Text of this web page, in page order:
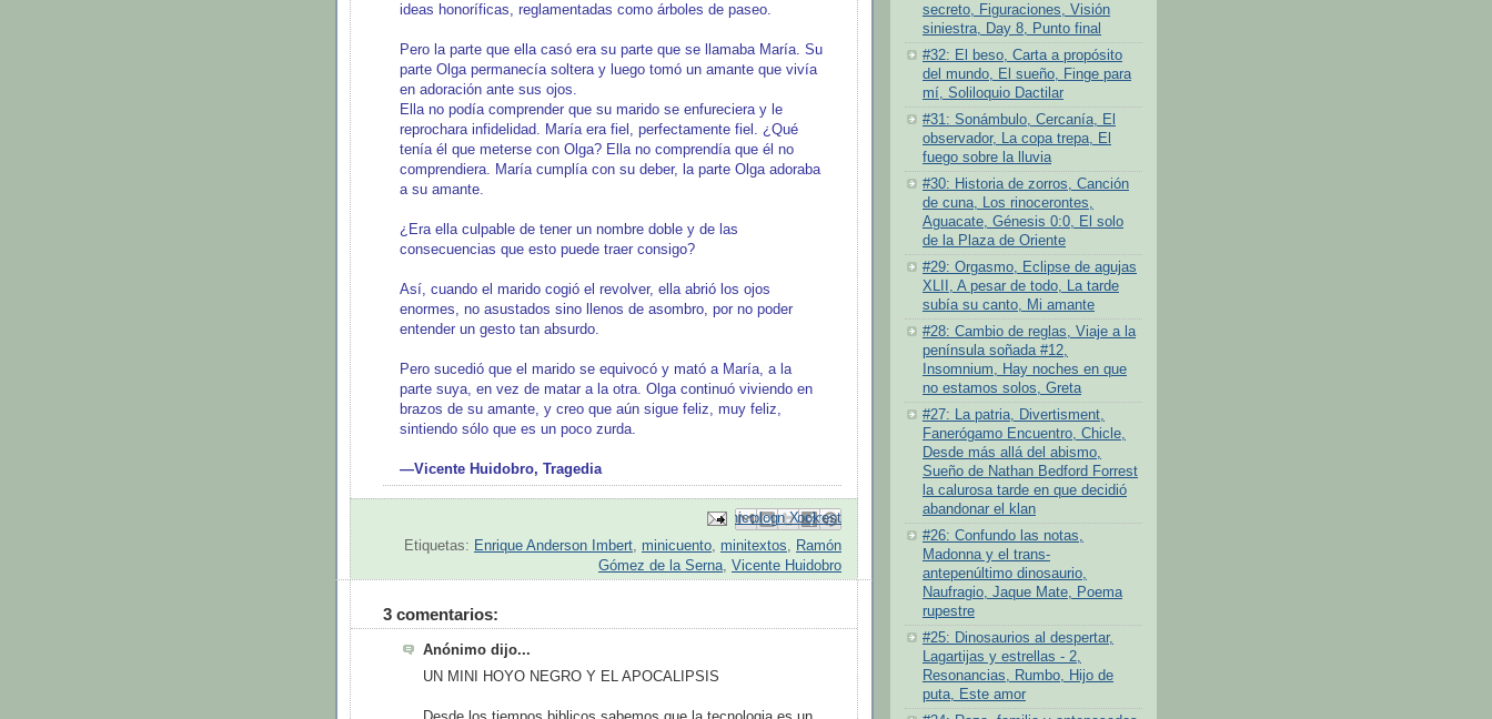
ideas honoríficas, reglamentadas como árboles de paseo.
Pero la parte que ella casó era su parte que se llamaba María. Su
parte Olga permanecía soltera y luego tomó un amante que vivía
en adoración ante sus ojos.
Ella no podía comprender que su marido se enfureciera y le
reprochara infidelidad. María era fiel, perfectamente fiel. ¿Qué
tenía él que meterse con Olga? Ella no comprendía que él no
comprendiera. María cumplía con su deber, la parte Olga adoraba
a su amante.
¿Era ella culpable de tener un nombre doble y de las
consecuencias que esto puede traer consigo?
Así, cuando el marido cogió el revolver, ella abrió los ojos
enormes, no asustados sino llenos de asombro, por no poder
entender un gesto tan absurdo.
Pero sucedió que el marido se equivocó y mató a María, a la
parte suya, en vez de matar a la otra. Olga continuó viviendo en
brazos de su amante, y creo que aún sigue feliz, muy feliz,
sintiendo sólo que es un poco zurda.
—Vicente Huidobro, Tragedia
Enviar por correo electrónico
Escribe un blog
Compartir en X
Compartir con Facebook
Compartir en Pinterest
Etiquetas: Enrique Anderson Imbert minicuento minitextos
Ramón
Gómez de la Serna Vicente Huidobro
3 comentarios:
Anónimo dijo...
UN MINI HOYO NEGRO Y EL APOCALIPSIS
secreto, Figuraciones, Visión
siniestra, Day 8, Punto final
#32: El beso, Carta a propósito
del mundo, El sueño, Finge para
mí, Soliloquio Dactilar
#31: Sonámbulo, Cercanía, El
observador, La copa trepa, El
fuego sobre la lluvia
#30: Historia de zorros, Canción
de cuna, Los rinocerontes,
Aguacate, Génesis 0:0, El solo
de la Plaza de Oriente
#29: Orgasmo, Eclipse de agujas
XLII, A pesar de todo, La tarde
subía su canto, Mi amante
#28: Cambio de reglas, Viaje a la
península soñada #12,
Insomnium, Hay noches en que
no estamos solos, Greta
#27: La patria, Divertisment,
Fanerógamo Encuentro, Chicle,
Desde más allá del abismo,
Sueño de Nathan Bedford Forrest
la calurosa tarde en que decidió
abandonar el klan
#26: Confundo las notas,
Madonna y el trans-
antepenúltimo dinosaurio,
Naufragio, Jaque Mate, Poema
rupestre
#25: Dinosaurios al despertar,
Lagartijas y estrellas - 2,
Resonancias, Rumbo, Hijo de
puta, Este amor